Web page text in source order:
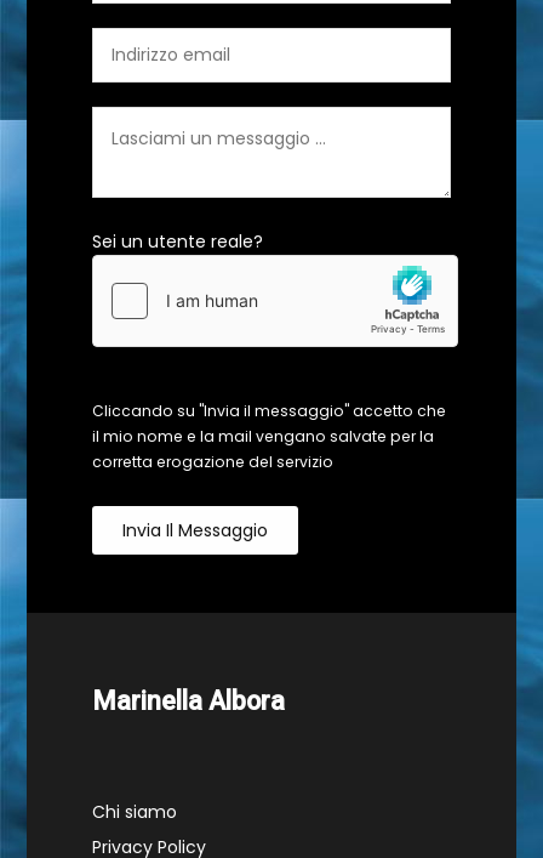
Sei un utente reale?
Cliccando su "Invia il messaggio" accetto che
il mio nome e la mail vengano salvate per la
corretta erogazione del servizio
Invia Il Messaggio
Marinella Albora
Chi siamo
Privacy Policy